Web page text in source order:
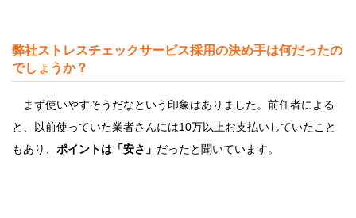
弊社ストレスチェックサービス採用の決め手は何だったの
でしょうか？
まず使いやすそうだなという印象はありました。前任者による
と、以前使っていた業者さんには10万以上お支払いしていたこと
もあり、 ポイントは「安さ」 だったと聞いています。